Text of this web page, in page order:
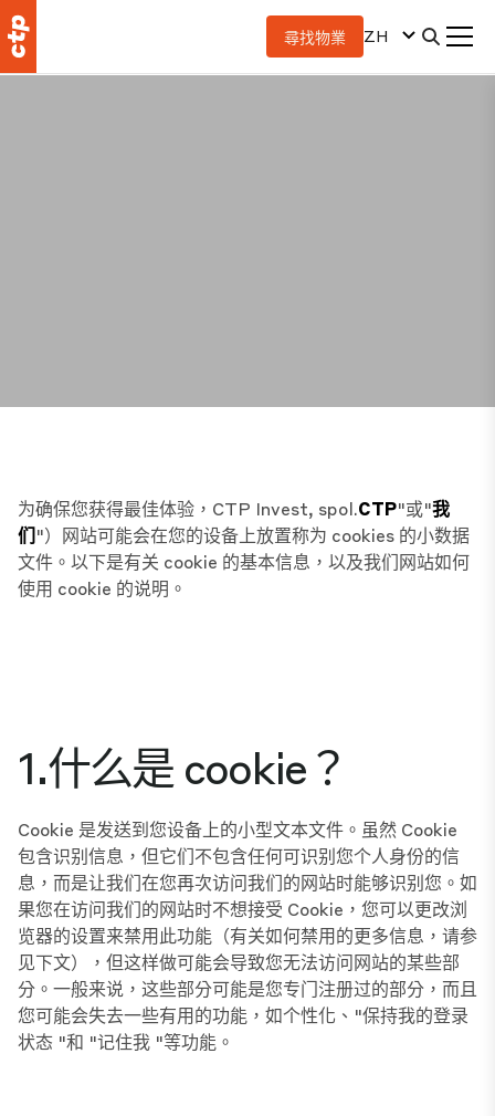
尋找物業 ZH
为确保您获得最佳体验，CTP Invest, spol.CTP"或"我
们"）网站可能会在您的设备上放置称为 cookies 的小数据
文件。以下是有关 cookie 的基本信息，以及我们网站如何
使用 cookie 的说明。
1.什么是 cookie？
Cookie 是发送到您设备上的小型文本文件。虽然 Cookie
包含识别信息，但它们不包含任何可识别您个人身份的信
息，而是让我们在您再次访问我们的网站时能够识别您。如
果您在访问我们的网站时不想接受 Cookie，您可以更改浏
览器的设置来禁用此功能（有关如何禁用的更多信息，请参
见下文），但这样做可能会导致您无法访问网站的某些部
分。一般来说，这些部分可能是您专门注册过的部分，而且
您可能会失去一些有用的功能，如个性化、"保持我的登录
状态 "和 "记住我 "等功能。